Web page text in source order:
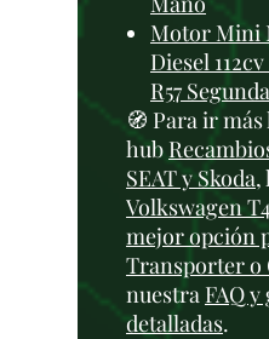
Motor Mini
Diesel
R57
🧭 Para ir
hub
SEAT y Skoda,
Volkswagen
mejor opción
Transporter o
nuestra FAQ
detalladas.